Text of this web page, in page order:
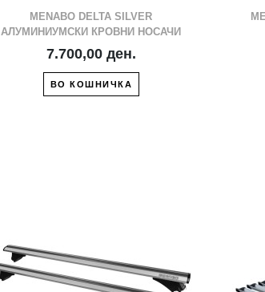
MENABO DELTA SILVER
АЛУМИНИУМСКИ КРОВНИ НОСАЧИ
7.700,00 ден.
ВО КОШНИЧКА